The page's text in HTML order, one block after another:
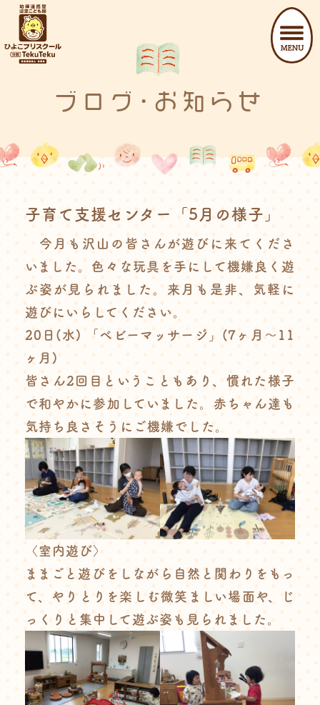
ブログ･お知らせ
子育て支援センター「5月の様子」
今月も沢山の皆さんが遊びに来てくださ
いました。色々な玩具を手にして機嫌良く遊
ぶ姿が見られました。来月も是非、気軽に
遊びにいらしてください。
20日(水) 「ベビーマッサージ」(7ヶ月〜11
ヶ月)
皆さん2回目ということもあり、慣れた様子
で和やかに参加していました。赤ちゃん達も
気持ち良さそうにご機嫌でした。
〈室内遊び〉
ままごと遊びをしながら自然と関わりをもっ
て、やりとりを楽しむ微笑ましい場面や、じ
っくりと集中して遊ぶ姿も見られました。